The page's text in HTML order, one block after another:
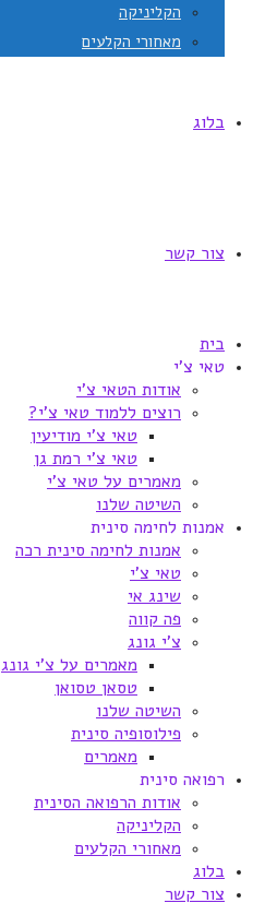
הקליניקה
מאחורי הקלעים
בלוג
צור קשר
בית
טאי צ'י
אודות הטאי צ'י
רוצים ללמוד טאי צ'י?
טאי צ'י מודיעין
טאי צ'י רמת גן
מאמרים על טאי צ'י
השיטה שלנו
אמנות לחימה סינית
אמנות לחימה סינית רכה
טאי צ'י
שינג אי
פה קווה
צ'י גונג
מאמרים על צ'י גונג
טסאן טסואן
השיטה שלנו
פילוסופיה סינית
מאמרים
רפואה סינית
אודות הרפואה הסינית
הקליניקה
מאחורי הקלעים
בלוג
צור קשר